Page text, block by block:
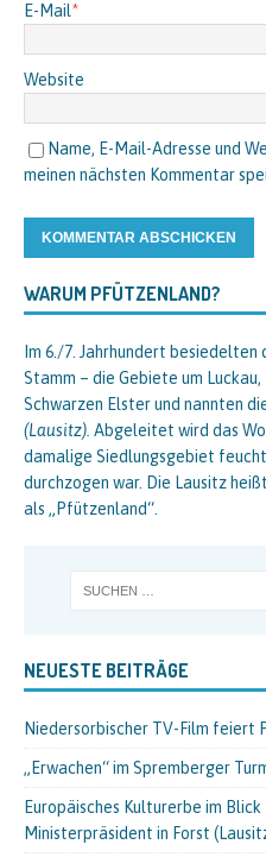
E-Mail*
Website
Name, E-Mail-Adresse und
meinen nächsten Kommentar
WARUM PFÜTZENLAND?
Im 6./7. Jahrhundert besiedelten
Stamm – die Gebiete um
Schwarzen Elster und nannten
(Lausitz). Abgeleitet wird das
damalige Siedlungsgebiet
durchzogen war. Die Lausitz
als „Pfützenland“.
NEUESTE BEITRÄGE
Niedersorbischer TV-Film feiert
„Erwachen“ im Spremberger
Europäisches Kulturerbe im
Ministerpräsident in Forst